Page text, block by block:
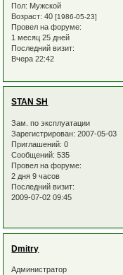
Пол: Мужской
Возраст: 40[1986-05-23]
Провел на форуме:
1 месяц 25 дней
Последний визит:
Вчера 22:42
STAN SH
Зам. по эксплуатации
Зарегистрирован: 2007-05-03
Приглашений: 0
Сообщений: 535
Провел на форуме:
2 дня 9 часов
Последний визит:
2009-07-02 09:45
Dmitry
Администратор